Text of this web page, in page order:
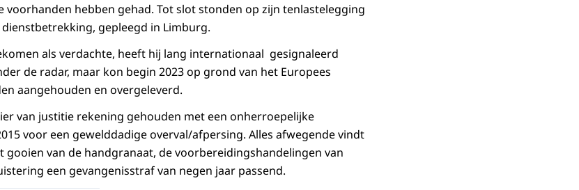
hebben gehad. Tot slot stonden op zijn tenlastelegging
gepleegd in Limburg.
als verdachte, heeft hij lang internationaal gesignaleerd
de radar, maar kon begin 2023 op grond van het Europees
aangehouden en overgeleverd.
van justitie rekening gehouden met een onherroepelijke
voor een gewelddadige overval/afpersing. Alles afwegende vindt
van de handgranaat, de voorbereidingshandelingen van
een gevangenisstraf van negen jaar passend.